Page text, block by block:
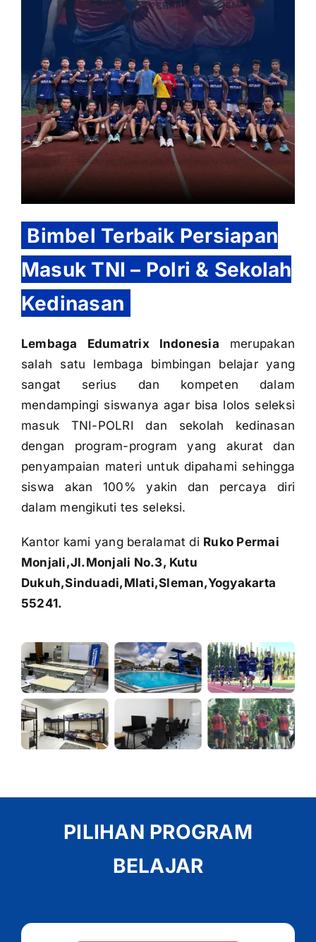
Bimbel Terbaik Persiapan
Masuk TNI – Polri & Sekolah
Kedinasan
Lembaga Edumatrix Indonesia merupakan
salah satu lembaga bimbingan belajar yang
sangat serius dan kompeten dalam
mendampingi siswanya agar bisa lolos seleksi
masuk TNI-POLRI dan sekolah kedinasan
dengan program-program yang akurat dan
penyampaian materi untuk dipahami sehingga
siswa akan 100% yakin dan percaya diri
dalam mengikuti tes seleksi.
Kantor kami yang beralamat di Ruko Permai
Monjali,Jl.Monjali No.3, Kutu
Dukuh,Sinduadi,Mlati,Sleman,Yogyakarta
55241.
PILIHAN PROGRAM
BELAJAR